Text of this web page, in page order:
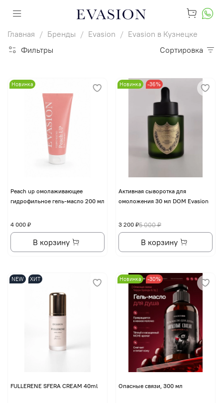
Главная Бренды Evasion
Evasion в Кузнецке
Фильтры
Сортировка
Новинка
Peach up омолаживающее
гидрофильное гель-масло 200 мл
4 000 ₽
В корзину
Новинка -36%
Активная сыворотка для
омоложения 30 мл DOM Evasion
5 000 ₽
3 200 ₽
В корзину
NEW ХИТ
FULLERENE SFERA CREAM 40ml
Новинка -30%
Опасные связи, 300 мл